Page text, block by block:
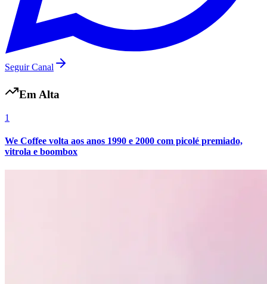
Vasco
Seguir Canal
Em Alta
1
We Coffee volta aos anos 1990 e 2000 com picolé premiado,
vitrola e boombox